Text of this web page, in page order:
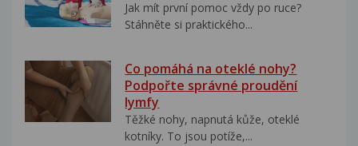
Jak mít první pomoc vždy po ruce?
Stáhněte si praktického...
Co pomáhá na oteklé nohy?
Podpořte správné proudění
lymfy
Těžké nohy, napnutá kůže, oteklé
kotníky. To jsou potíže,...